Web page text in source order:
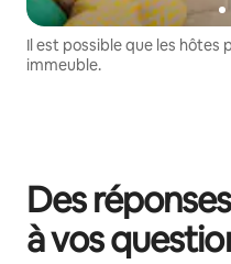
Il est possible que les hôtes
immeuble.
Des réponses
à vos